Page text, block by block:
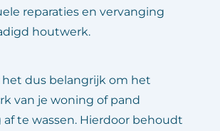
reparaties en vervanging
houtwerk.
het dus belangrijk om het
van je woning of pand
te wassen. Hierdoor behoudt